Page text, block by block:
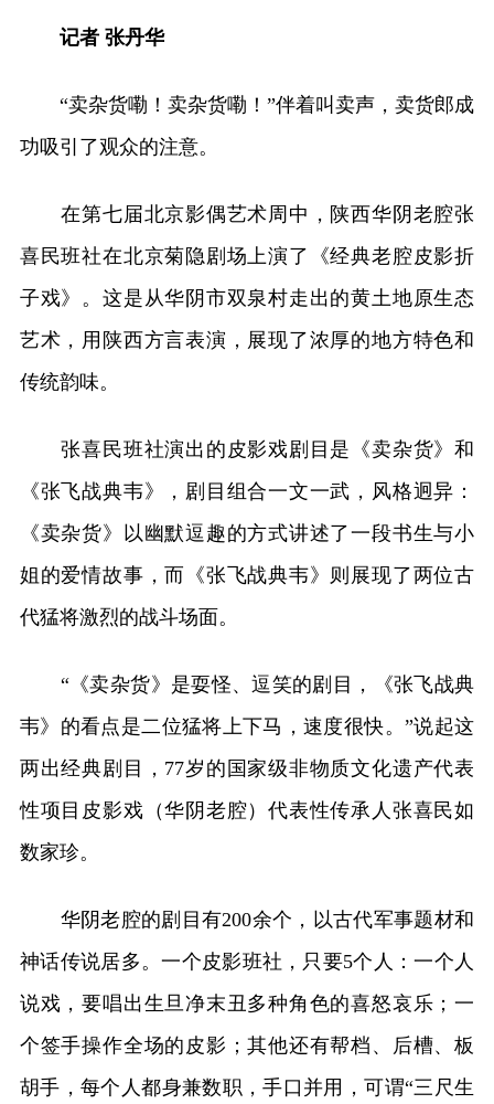
记者 张丹华
“卖杂货嘞！卖杂货嘞！”伴着叫卖声，卖货郎成
功吸引了观众的注意。
在第七届北京影偶艺术周中，陕西华阴老腔张
喜民班社在北京菊隐剧场上演了《经典老腔皮影折
子戏》。这是从华阴市双泉村走出的黄土地原生态
艺术，用陕西方言表演，展现了浓厚的地方特色和
传统韵味。
张喜民班社演出的皮影戏剧目是《卖杂货》和
《张飞战典韦》，剧目组合一文一武，风格迥异：
《卖杂货》以幽默逗趣的方式讲述了一段书生与小
姐的爱情故事，而《张飞战典韦》则展现了两位古
代猛将激烈的战斗场面。
“《卖杂货》是耍怪、逗笑的剧目，《张飞战典
韦》的看点是二位猛将上下马，速度很快。”说起这
两出经典剧目，77岁的国家级非物质文化遗产代表
性项目皮影戏（华阴老腔）代表性传承人张喜民如
数家珍。
华阴老腔的剧目有200余个，以古代军事题材和
神话传说居多。一个皮影班社，只要5个人：一个人
说戏，要唱出生旦净末丑多种角色的喜怒哀乐；一
个签手操作全场的皮影；其他还有帮档、后槽、板
胡手，每个人都身兼数职，手口并用，可谓“三尺生